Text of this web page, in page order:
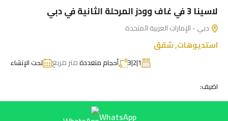
لاسينا 3 في غاف وودز المرحلة الثانية في دبي
دبي - الإمارات العربية المتحدة
استديوهات,شقق
1|2|3 أحجام متعددةمتر مربع
تحت الإنشاء
اضيف:
WhatsApp